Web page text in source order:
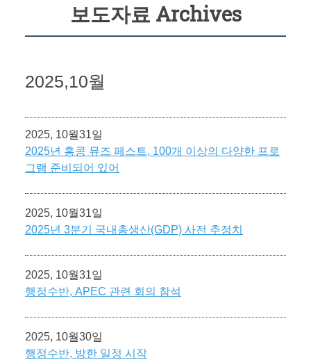
보도자료 Archives
2025,10월
2025, 10월31일
2025년 홍콩 뮤즈 페스트, 100개 이상의 다양한 프로
그램 준비되어 있어
2025, 10월31일
2025년 3분기 국내총생산(GDP) 사전 추정치
2025, 10월31일
행정수반, APEC 관련 회의 참석
2025, 10월30일
행정수반, 방한 일정 시작